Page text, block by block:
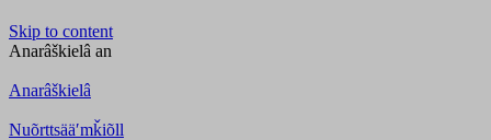
Skip to content
Anarâškielâ an
Anarâškielâ
Nuõrttsääʹmǩiõll